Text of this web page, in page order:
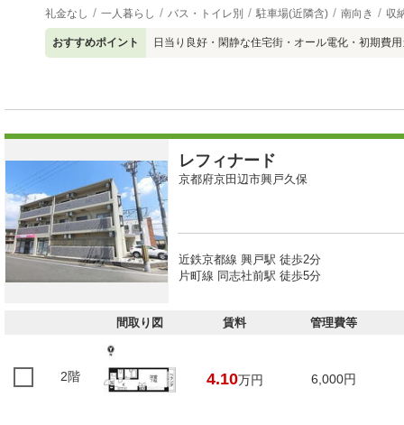
礼金なし 一人暮らし バス・トイレ別 駐車場(近隣含) 南向き 収
おすすめポイント 日当り良好・閑静な住宅街・オール電化・初期費
レフィナード
京都府京田辺市興戸久保
近鉄京都線 興戸駅 徒歩2分
片町線 同志社前駅 徒歩5分
間取り図 賃料 管理費等
2階 4.10万円 6,000円